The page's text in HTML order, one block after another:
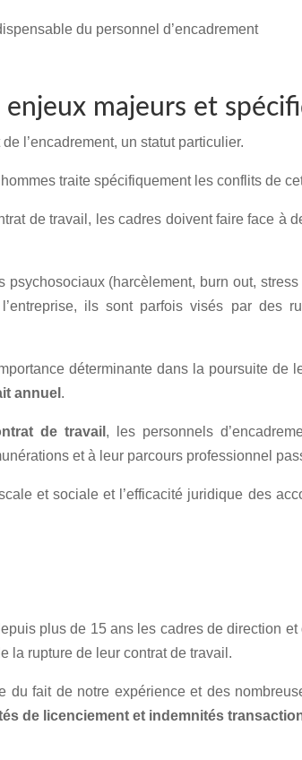
du personnel d’encadrement
enjeux majeurs et
l’encadrement, un statut particulier.
traite spécifiquement les conflits de
de travail, les cadres doivent faire face à
(harcèlement, burn out,
ils sont parfois visés par des
déterminante dans la poursuite de
annuel .
de travail , les personnels
et à leur parcours professionnel
et sociale et l’efficacité juridique des
plus de 15 ans les cadres de direction
la rupture de leur contrat de travail.
du fait de notre expérience et des
de licenciement et indemnités